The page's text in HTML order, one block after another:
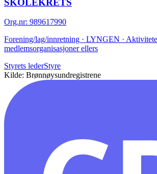
Org.nr: 989617990
Forening/lag/innretning · LYNGEN ·
medlemsorganisasjoner ellers
Styrets lederStyre
Kilde: Brønnøysundregistrene